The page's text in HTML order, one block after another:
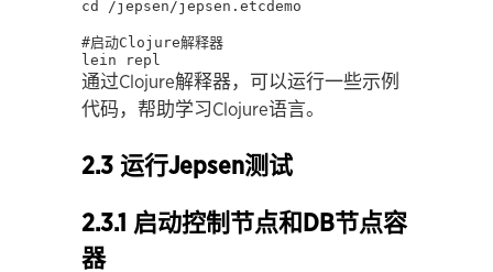
cd /jepsen/jepsen.etcdemo
#启动Clojure解释器
lein repl
通过Clojure解释器，可以运行一些示例
代码，帮助学习Clojure语言。
2.3 运行Jepsen测试
2.3.1 启动控制节点和DB节点容
器